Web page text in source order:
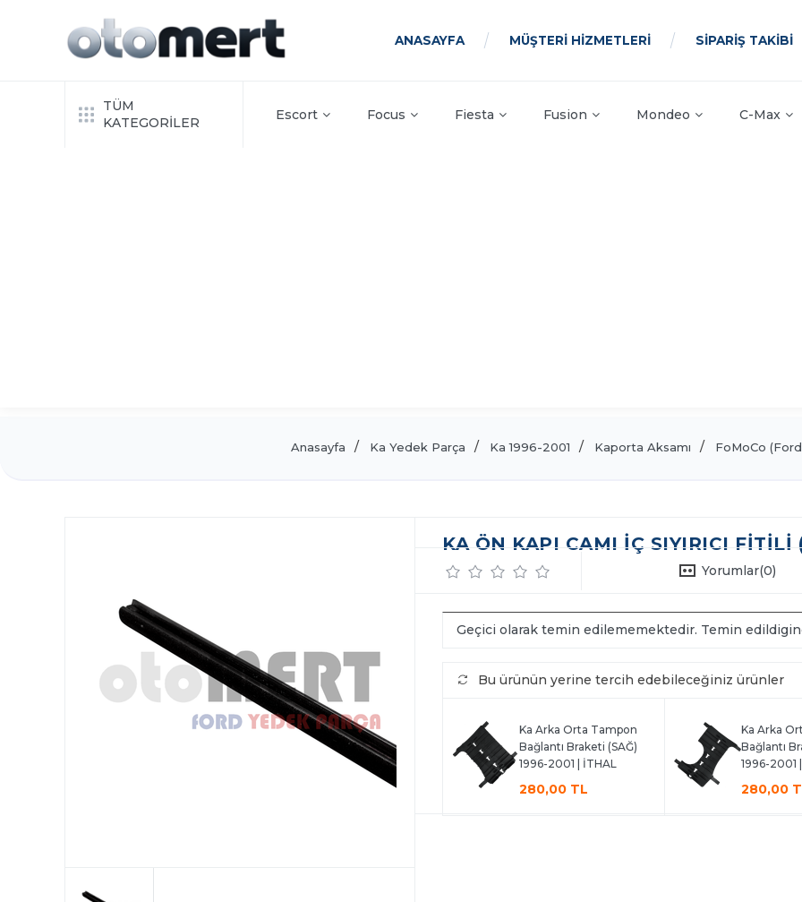
ANASAYFA MÜŞTERİ HİZMETLERİ SİPARİŞ TAKİBİ
TÜM
KATEGORİLER
Escort Focus Fiesta Fusion Mondeo C-Max
Anasayfa Ka Yedek Parça Ka 1996-2001 Kaporta Aksamı FoMoCo
KA ÖN KAPI CAMI İÇ SIYIRICI FITILI
Yorumlar(0)
Geçici olarak temin edilememektedir. Temin
Bu ürünün yerine tercih edebileceğiniz ürünler
Ka Arka Orta Tampon
Bağlantı Braketi (SAĞ)
1996-2001 | İTHAL
280,00 TL
Ka Arka
Bağlantı
1996-2001
280,00